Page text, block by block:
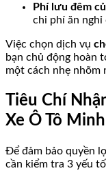
Phí lưu đêm
chi phí ăn nghỉ
Việc chọn dịch vụ
bạn chủ động hoàn
một cách nhẹ nhõm
Tiêu Chí
Xe Ô Tô
Để đảm bảo quyền
cần kiểm tra 3 yếu